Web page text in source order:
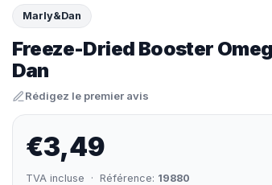
Marly&Dan
Freeze-Dried Booster
Dan
Rédigez le premier avis
€3,49
TVA incluse · Référence: 19880